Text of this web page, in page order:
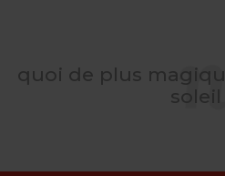
quoi de plus
soleil